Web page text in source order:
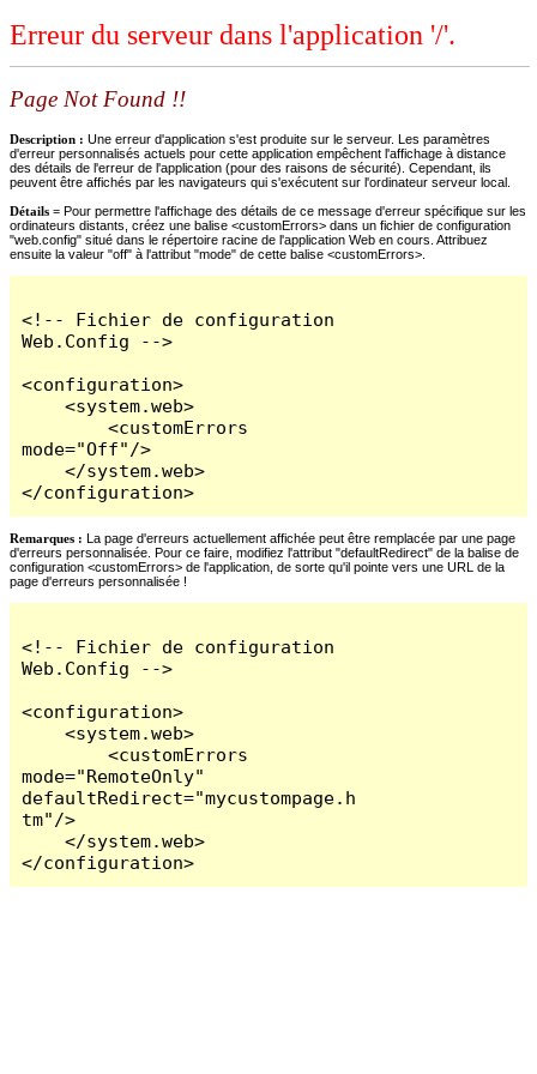
Erreur du serveur dans l'application '/'.
Page Not Found !!
Description : Une erreur d'application s'est produite sur le serveur. Les paramètres
d'erreur personnalisés actuels pour cette application empêchent l'affichage à distance
des détails de l'erreur de l'application (pour des raisons de sécurité). Cependant, ils
peuvent être affichés par les navigateurs qui s'exécutent sur l'ordinateur serveur local.
Détails = Pour permettre l'affichage des détails de ce message d'erreur spécifique sur les
ordinateurs distants, créez une balise <customErrors> dans un fichier de configuration
"web.config" situé dans le répertoire racine de l'application Web en cours. Attribuez
ensuite la valeur "off" à l'attribut "mode" de cette balise <customErrors>.
<!-- Fichier de configuration
Web.Config -->
<configuration>
    <system.web>
        <customErrors
mode="Off"/>
    </system.web>
</configuration>
Remarques : La page d'erreurs actuellement affichée peut être remplacée par une page
d'erreurs personnalisée. Pour ce faire, modifiez l'attribut "defaultRedirect" de la balise de
configuration <customErrors> de l'application, de sorte qu'il pointe vers une URL de la
page d'erreurs personnalisée !
<!-- Fichier de configuration
Web.Config -->
<configuration>
    <system.web>
        <customErrors
mode="RemoteOnly"
defaultRedirect="mycustompage.h
tm"/>
    </system.web>
</configuration>